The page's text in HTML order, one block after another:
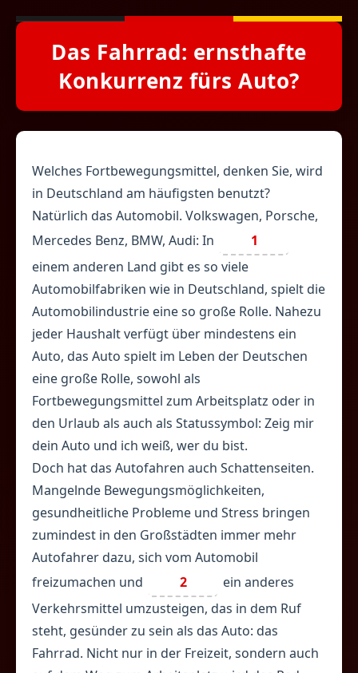
Das Fahrrad: ernsthafte
Konkurrenz fürs Auto?
Welches Fortbewegungsmittel, denken Sie, wird
in Deutschland am häufigsten benutzt?
Natürlich das Automobil. Volkswagen, Porsche,
Mercedes Benz, BMW, Audi: In
1
einem anderen Land gibt es so viele
Automobilfabriken wie in Deutschland, spielt die
Automobilindustrie eine so große Rolle. Nahezu
jeder Haushalt verfügt über mindestens ein
Auto, das Auto spielt im Leben der Deutschen
eine große Rolle, sowohl als
Fortbewegungsmittel zum Arbeitsplatz oder in
den Urlaub als auch als Statussymbol: Zeig mir
dein Auto und ich weiß, wer du bist.
Doch hat das Autofahren auch Schattenseiten.
Mangelnde Bewegungsmöglichkeiten,
gesundheitliche Probleme und Stress bringen
zumindest in den Großstädten immer mehr
Autofahrer dazu, sich vom Automobil
freizumachen und
2
ein anderes
Verkehrsmittel umzusteigen, das in dem Ruf
steht, gesünder zu sein als das Auto: das
Fahrrad. Nicht nur in der Freizeit, sondern auch